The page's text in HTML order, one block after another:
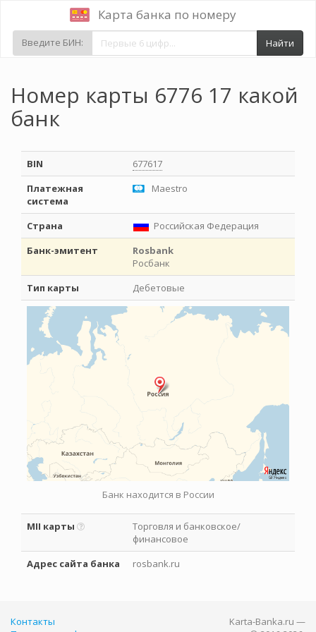
Карта банка по номеру
Введите БИН: Найти
Номер карты 6776 17 какой
банк
BIN
677617
Платежная
система
Maestro
Страна
Российская Федерация
Банк-эмитент
Rosbank
Росбанк
Тип карты
Дебетовые
Банк находится в России
MII карты
Торговля и банковское/
финансовое
Адрес сайта банка
rosbank.ru
Контакты
Karta-Banka.ru —